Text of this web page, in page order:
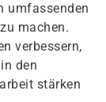
umfassenden
machen.
verbessern,
den
stärken